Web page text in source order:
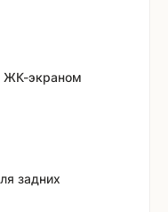
ЖК-экраном
задних